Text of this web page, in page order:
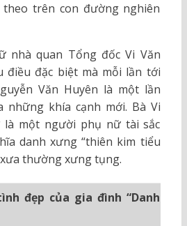
theo trên con đường nghiên
nhà quan Tổng đốc Vi Văn
điều đặc biệt mà mỗi lần tới
Văn Huyên là một lần
những khía cạnh mới. Bà Vi
là một người phụ nữ tài sắc
danh xưng “thiên kim tiểu
thường xưng tụng.
đẹp của gia đình “Danh